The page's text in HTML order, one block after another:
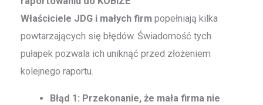
Właściciele JDG i małych firm popełniają kilka
powtarzających się błędów. Świadomość tych
pułapek pozwala ich uniknąć przed złożeniem
kolejnego raportu.
Błąd 1: Przekonanie, że mała firma nie